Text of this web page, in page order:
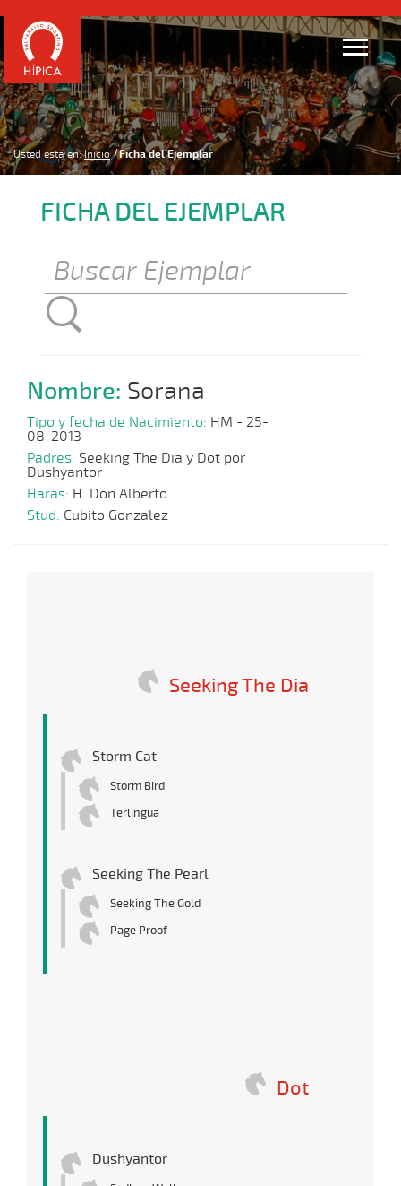
Usted está en: Inicio Ficha del Ejemplar
FICHA DEL EJEMPLAR
Nombre: Sorana
Tipo y fecha de Nacimiento: HM - 25-
08-2013
Padres: Seeking The Dia y Dot por
Dushyantor
Haras: H. Don Alberto
Stud: Cubito Gonzalez
Seeking The Dia
Storm Cat
Storm Bird
Terlingua
Seeking The Pearl
Seeking The Gold
Page Proof
Dot
Dushyantor